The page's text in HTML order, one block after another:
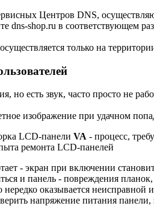
Центров DNS,
dns-shop.ru в соответствующем
только на
но есть звук, часто просто не
изображение при удачном
LCD-панели VA - процесс,
ремонта LCD-панелей
- экран при включении
и панель - повреждения
оказывается
напряжение питания